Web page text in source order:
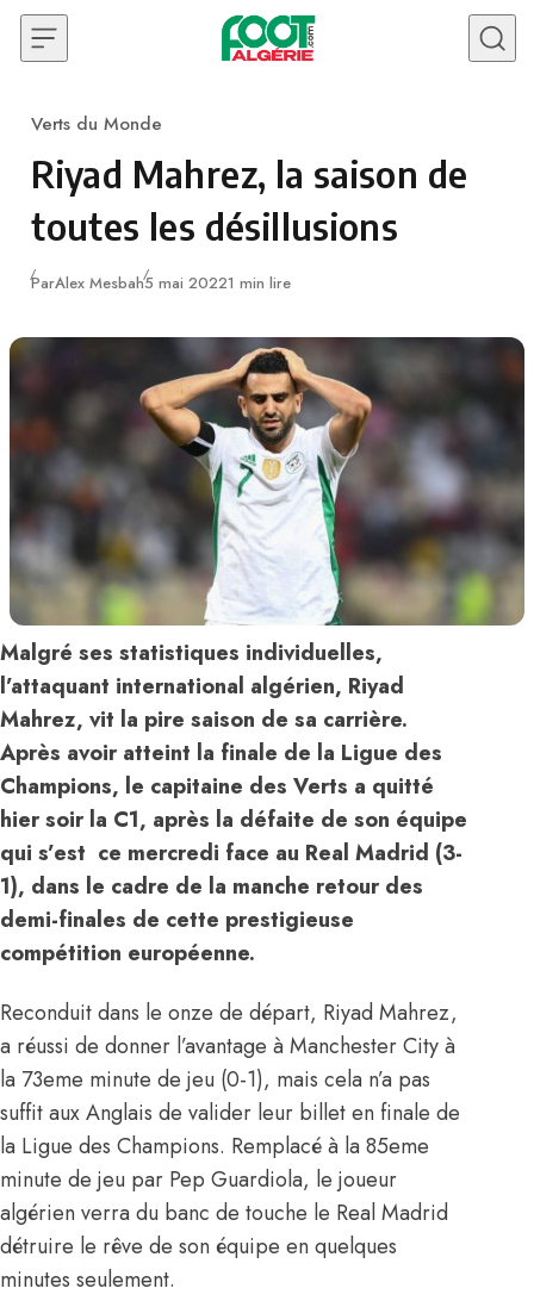
Skip to content
Category
Verts du Monde
Riyad Mahrez, la saison de
toutes les désillusions
ParAlex MesbahPublié
5 mai 20221 min lire
Malgré ses statistiques individuelles,
l’attaquant international algérien, Riyad
Mahrez, vit la pire saison de sa carrière.
Après avoir atteint la finale de la Ligue des
Champions, le capitaine des Verts a quitté
hier soir la C1, après la défaite de son équipe
qui s’est ce mercredi face au Real Madrid (3-
1), dans le cadre de la manche retour des
demi-finales de cette prestigieuse
compétition européenne.
Reconduit dans le onze de départ, Riyad Mahrez,
a réussi de donner l’avantage à Manchester City à
la 73eme minute de jeu (0-1), mais cela n’a pas
suffit aux Anglais de valider leur billet en finale de
la Ligue des Champions. Remplacé à la 85eme
minute de jeu par Pep Guardiola, le joueur
algérien verra du banc de touche le Real Madrid
détruire le rêve de son équipe en quelques
minutes seulement.